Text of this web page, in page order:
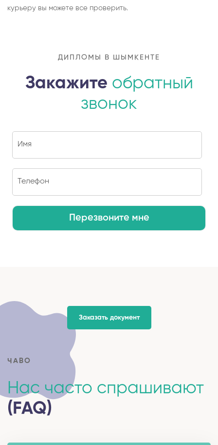
курьеру вы можете все проверить.
ДИПЛОМЫ В ШЫМКЕНТЕ
Закажите обратный
звонок
Перезвоните мне
Заказать документ
ЧАВО
Нас часто спрашивают
(FAQ)